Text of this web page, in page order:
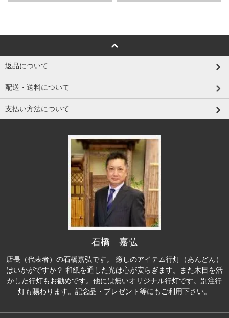
返品について
配送・送料について
支払い方法について
石橋 嘉弘
店長（代表者）の石橋嘉弘です。 癒しのアイテム行灯（あんどん）
はいかがですか？ 和紙を通した光は心が安らぎます。また木目を活
かした行灯もお勧めです。他には無いオリジナル行灯です。別注行
灯も賜わります。記念品・プレゼント等にもご利用下さい。